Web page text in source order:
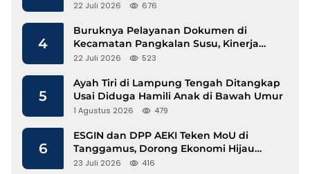
Mengalir
22 Juli 2026 676
4
Buruknya Pelayanan Dokumen di
Kecamatan Pangkalan Susu, Kinerja
Disdukcapil Langkat Disorot
22 Juli 2026 523
5
Ayah Tiri di Lampung Tengah Ditangkap
Usai Diduga Hamili Anak di Bawah Umur
1 Agustus 2026 479
6
ESGIN dan DPP AEKI Teken MoU di
Tanggamus, Dorong Ekonomi Hijau
Berbasis Kopi dan Perdagangan Karbon
23 Juli 2026 416